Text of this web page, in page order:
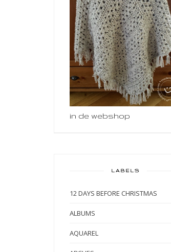
in de webshop
LABELS
12 DAYS BEFORE CHRISTMAS
ALBUMS
AQUAREL